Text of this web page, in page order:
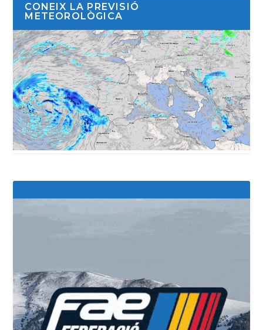
CONEIX LA PREVISIÓ
METEOROLÒGICA